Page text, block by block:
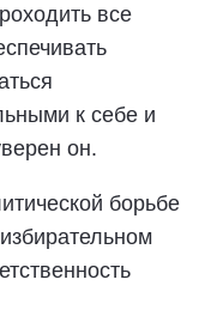
все
к себе и
он.
борьбе